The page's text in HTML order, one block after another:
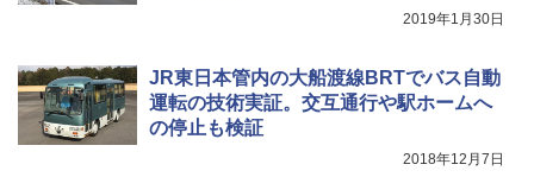
2019年1月30日
JR東日本管内の大船渡線BRTでバス自動
運転の技術実証。交互通行や駅ホームへ
の停止も検証
2018年12月7日